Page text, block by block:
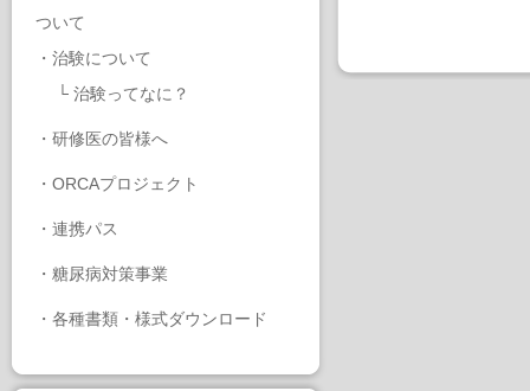
ついて
・ 治験について
└ 治験ってなに？
・ 研修医の皆様へ
・ ORCAプロジェクト
・ 連携パス
・ 糖尿病対策事業
・ 各種書類・様式ダウンロード